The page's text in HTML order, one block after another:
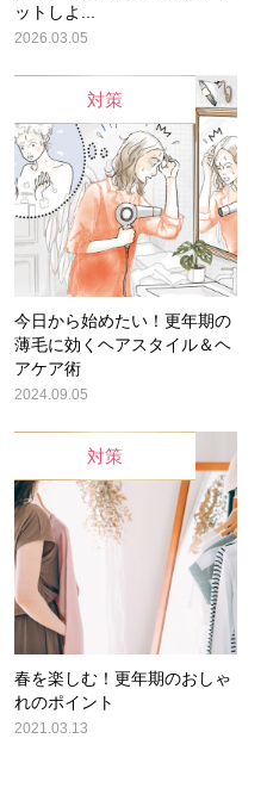
ットしよ...
2026.03.05
対策
今日から始めたい！更年期の
薄毛に効くヘアスタイル＆ヘ
アケア術
2024.09.05
対策
春を楽しむ！更年期のおしゃ
れのポイント
2021.03.13